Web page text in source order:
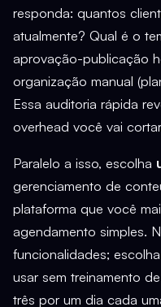
responda: quantos
atualmente? Qual é o
aprovação-publicação
organização manual
Essa auditoria rápida
overhead você vai
Paralelo a isso, escolha
gerenciamento de
plataforma que você
agendamento simples.
funcionalidades;
usar sem treinamento
três por um dia cada